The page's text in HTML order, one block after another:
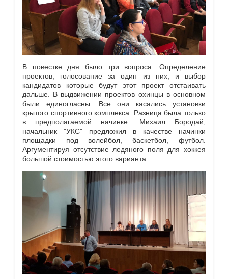
В повестке дня было три вопроса. Определение
проектов, голосование за один из них, и выбор
кандидатов которые будут этот проект отстаивать
дальше. В выдвижении проектов охинцы в основном
были единогласны. Все они касались установки
крытого спортивного комплекса. Разница была только
в предполагаемой начинке. Михаил Бородай,
начальник "УКС" предложил в качестве начинки
площадки под волейбол, баскетбол, футбол.
Аргументируя отсутствие ледяного поля для хоккея
большой стоимостью этого варианта.